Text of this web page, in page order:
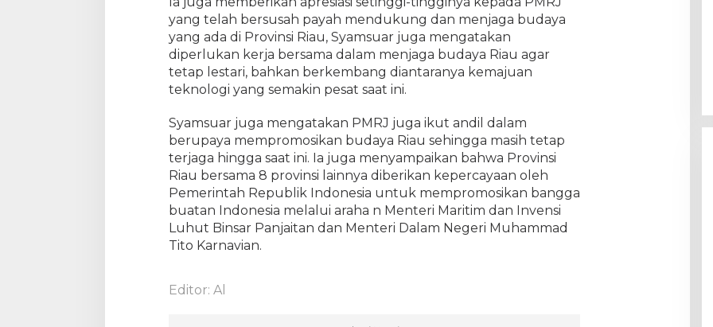
yang telah bersusah payah mendukung dan menjaga budaya
yang ada di Provinsi Riau, Syamsuar juga mengatakan
diperlukan kerja bersama dalam menjaga budaya Riau agar
tetap lestari, bahkan berkembang diantaranya kemajuan
teknologi yang semakin pesat saat ini.
Syamsuar juga mengatakan PMRJ juga ikut andil dalam
berupaya mempromosikan budaya Riau sehingga masih tetap
terjaga hingga saat ini. Ia juga menyampaikan bahwa Provinsi
Riau bersama 8 provinsi lainnya diberikan kepercayaan oleh
Pemerintah Republik Indonesia untuk mempromosikan bangga
buatan Indonesia melalui araha n Menteri Maritim dan Invensi
Luhut Binsar Panjaitan dan Menteri Dalam Negeri Muhammad
Tito Karnavian.
Editor: Al